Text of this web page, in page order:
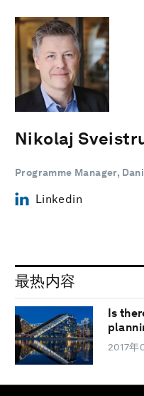
Nikolaj
Programme Manager,
Linkedin
最热内容
Is
2017年